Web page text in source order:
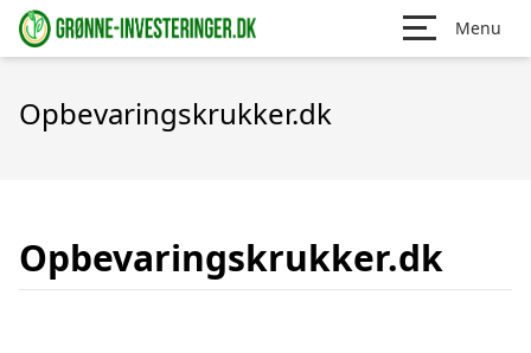
Menu
Opbevaringskrukker.dk
Opbevaringskrukker.dk